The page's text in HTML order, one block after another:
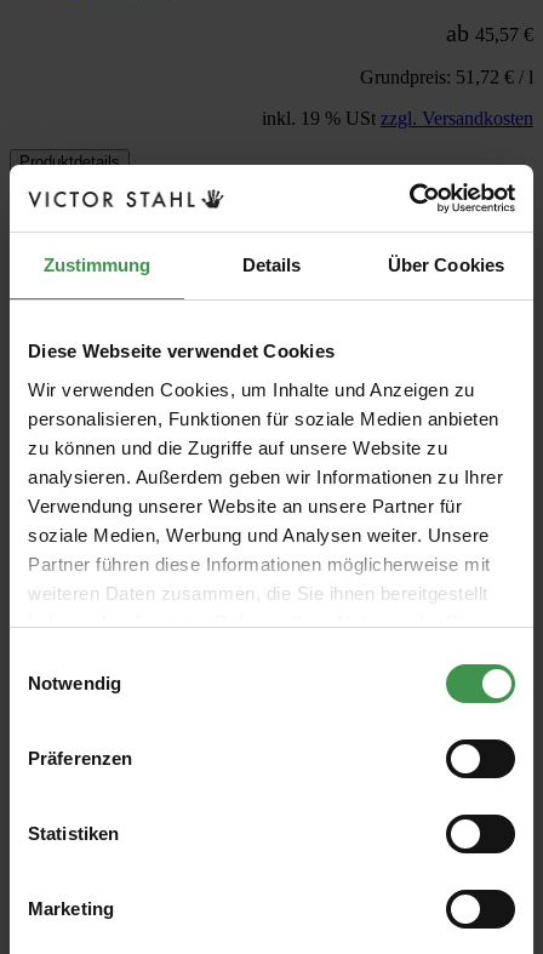
Zustimmung Details Über Cookies
Diese Webseite verwendet Cookies
Wir verwenden Cookies, um Inhalte und Anzeigen zu
personalisieren, Funktionen für soziale Medien anbieten
zu können und die Zugriffe auf unsere Website zu
analysieren. Außerdem geben wir Informationen zu Ihrer
Verwendung unserer Website an unsere Partner für
soziale Medien, Werbung und Analysen weiter. Unsere
Partner führen diese Informationen möglicherweise mit
weiteren Daten zusammen, die Sie ihnen bereitgestellt
haben oder die sie im Rahmen Ihrer Nutzung der Dienste
Notwendig
Präferenzen
Statistiken
Marketing
ab 45,57 €
Grundpreis: 51,72 € / l
inkl. 19 % USt zzgl. Versandkosten
Produktdetails
In den Korb
Brillux Lacryl-PU Seidenmattlack 270
farbig
Für umwelt- und gesundheitsschonende Zwischen- und
Schlusslackierungen auf z. B. Holz, Holzwerkstoffen, Zink,
Acrylharz-Basis, PU-verstärkt, wasserbasiert, geruchsarm
seidenmatt
entspricht EN 71-3 Sicherheit von Spielzeug, Speichel- und
Schweißechtheit